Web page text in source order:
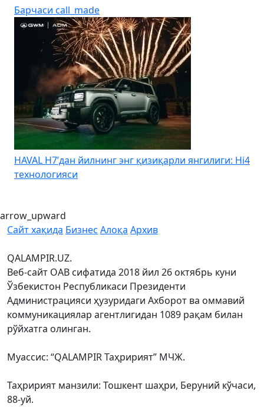
Барчаси call_made
HAVAL H7’дан йилнинг энг қизиқарли янгилиги: Hi4
технологияси
arrow_upward
Сайт хақида Бизнес Алоқа Архив
QALAMPIR.UZ.
Веб-сайт ОАВ сифатида 2018 йил 26 октябрь куни
Ўзбекистон Республикаси Президенти
Администрацияси ҳузуридаги Ахборот ва оммавий
коммуникациялар агентлигидан 1089 рақам билан
рўйхатга олинган.
Муассис: “QALAMPIR Таҳририят” МЧЖ.
Таҳририят манзили: Тошкент шаҳри, Беруний кўчаси,
88-уй.